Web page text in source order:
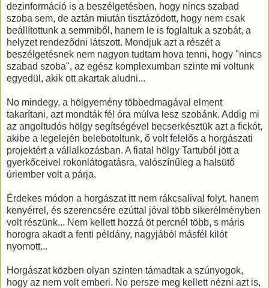
dezinformáció is a beszélgetésben, hogy nincs szabad
szoba sem, de aztán miután tisztázódott, hogy nem csak
beállítottunk a semmiből, hanem le is foglaltuk a szobát, a
helyzet rendeződni látszott. Mondjuk azt a részét a
beszélgetésnek nem nagyon tudtam hova tenni, hogy "nincs
szabad szoba", az egész komplexumban szinte mi voltunk
egyedül, akik ott akartak aludni...
No mindegy, a hölgyemény többedmagával elment
takarítani, azt mondták fél óra múlva lesz szobánk. Addig mi
az angoltudós hölgy segítségével becserkésztük azt a fickót,
akibe a legelején belebotoltunk, ő volt felelős a horgászati
projektért a vállalkozásban. A fiatal hölgy Tartuból jött a
gyerkőceivel rokonlátogatásra, valószínűleg a halsütő
úriember volt a párja.
Érdekes módon a horgászat itt nem rákcsalival folyt, hanem
kenyérrel, és szerencsére ezúttal jóval több sikerélményben
volt részünk... Nem kellett hozzá öt percnél több, s máris
horogra akadt a fenti példány, nagyjából másfél kilót
nyomott...
Horgászat közben olyan szinten támadtak a szúnyogok,
hogy az nem volt emberi. No persze meg kellett nézni azt is,